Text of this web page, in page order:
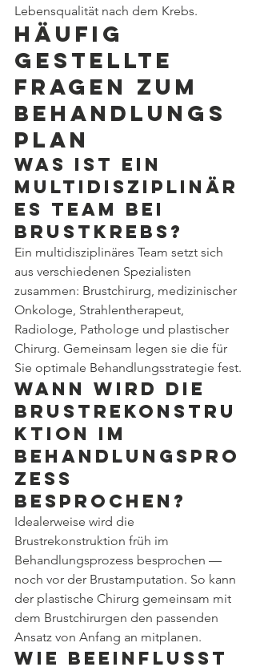
Lebensqualität nach dem Krebs.
Häufig
gestellte
Fragen zum
Behandlungs
plan
Was ist ein
multidisziplinär
es Team bei
Brustkrebs?
Ein multidisziplinäres Team setzt sich
aus verschiedenen Spezialisten
zusammen: Brustchirurg, medizinischer
Onkologe, Strahlentherapeut,
Radiologe, Pathologe und plastischer
Chirurg. Gemeinsam legen sie die für
Sie optimale Behandlungsstrategie fest.
Wann wird die
Brustrekonstru
ktion im
Behandlungspro
zess
besprochen?
Idealerweise wird die
Brustrekonstruktion früh im
Behandlungsprozess besprochen —
noch vor der Brustamputation. So kann
der plastische Chirurg gemeinsam mit
dem Brustchirurgen den passenden
Ansatz von Anfang an mitplanen.
Wie beeinflusst